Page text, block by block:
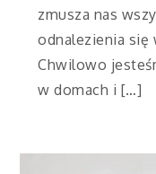
zmusza nas
odnalezienia się
Chwilowo
w domach i […]